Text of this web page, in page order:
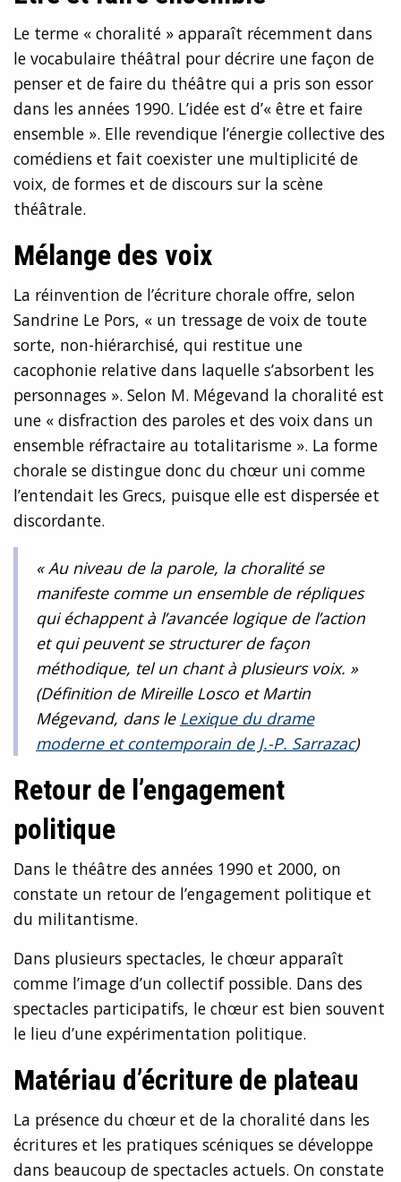
Le terme « choralité » apparaît récemment dans
le vocabulaire théâtral pour décrire une façon de
penser et de faire du théâtre qui a pris son essor
dans les années 1990. L’idée est d’« être et faire
ensemble ». Elle revendique l’énergie collective des
comédiens et fait coexister une multiplicité de
voix, de formes et de discours sur la scène
théâtrale.
Mélange des voix
La réinvention de l’écriture chorale offre, selon
Sandrine Le Pors, « un tressage de voix de toute
sorte, non-hiérarchisé, qui restitue une
cacophonie relative dans laquelle s’absorbent les
personnages ». Selon M. Mégevand la choralité est
une « disfraction des paroles et des voix dans un
ensemble réfractaire au totalitarisme ». La forme
chorale se distingue donc du chœur uni comme
l’entendait les Grecs, puisque elle est dispersée et
discordante.
« Au niveau de la parole, la choralité se
manifeste comme un ensemble de répliques
qui échappent à l’avancée logique de l’action
et qui peuvent se structurer de façon
méthodique, tel un chant à plusieurs voix. »
(Définition de Mireille Losco et Martin
Mégevand, dans le Lexique du drame
moderne et contemporain de J.-P. Sarrazac)
Retour de l’engagement
politique
Dans le théâtre des années 1990 et 2000, on
constate un retour de l’engagement politique et
du militantisme.
Dans plusieurs spectacles, le chœur apparaît
comme l’image d’un collectif possible. Dans des
spectacles participatifs, le chœur est bien souvent
le lieu d’une expérimentation politique.
Matériau d’écriture de plateau
La présence du chœur et de la choralité dans les
écritures et les pratiques scéniques se développe
dans beaucoup de spectacles actuels. On constate